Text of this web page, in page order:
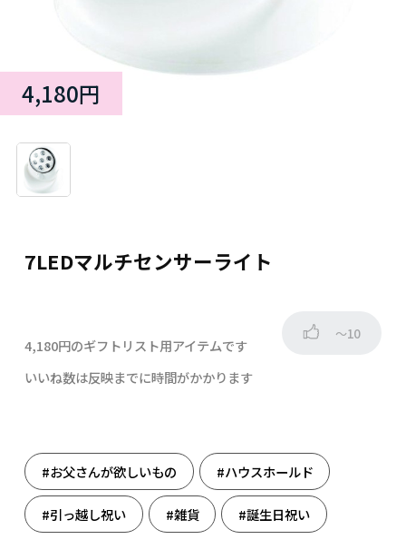
7LEDマルチセンサーライト
4,180円
4,180円のギフトリスト用アイテムです
～10
いいね数は反映までに時間がかかります
#お父さんが欲しいもの #ハウスホールド
#引っ越し祝い #雑貨 #誕生日祝い